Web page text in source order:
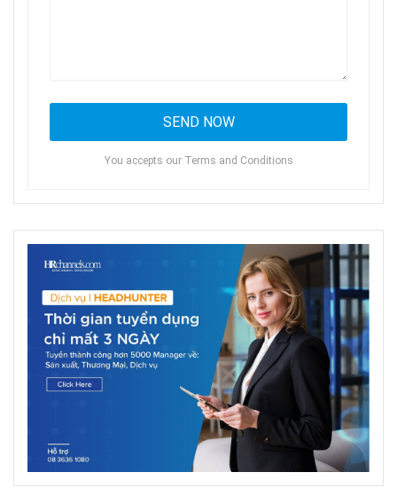
You accepts our Terms and Conditions